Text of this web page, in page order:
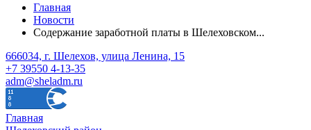
Главная
Новости
Содержание заработной платы в Шелеховском...
666034, г. Шелехов, улица Ленина, 15
+7 39550 4-13-35
adm@sheladm.ru
Главная